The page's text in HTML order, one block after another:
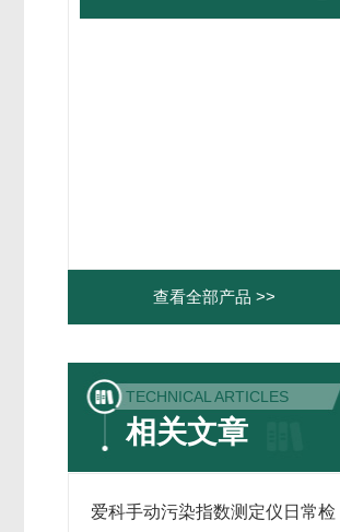
查看全部产品 >>
TECHNICAL ARTICLES
相关文章
爱科手动污染指数测定仪日常检